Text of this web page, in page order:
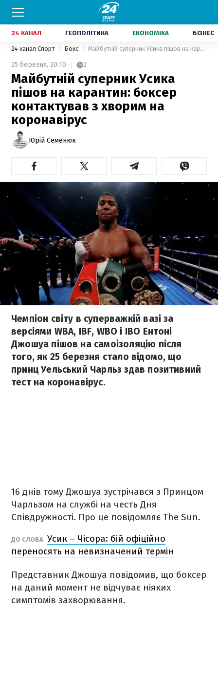
24 КАНАЛ ГЕОПОЛІТИКА ЕКОНОМІКА БІЗНЕС
24 канал Спорт Бокс Майбутній суперник Усика пішов на карантин: боксер контактував з хворим на коронавірус
25 березня, 20:10 2
Майбутній суперник Усика
пішов на карантин: боксер
контактував з хворим на
коронавірус
Юрій Семенюк
Чемпіон світу в суперважкій вазі за
версіями WBA, IBF, WBO і IBO Ентоні
Джошуа пішов на самоізоляцію після
того, як 25 березня стало відомо, що
принц Уельський Чарльз здав позитивний
тест на коронавірус.
16 днів тому Джошуа зустрічався з Принцом
Чарльзом на службі на честь Дня
Співдружності. Про це повідомляє The Sun.
ДО СЛОВА Усик – Чісора: бій офіційно
переносять на невизначений термін
Представник Джошуа повідомив, що боксер
на даний момент не відчуває ніяких
симптомів захворювання.